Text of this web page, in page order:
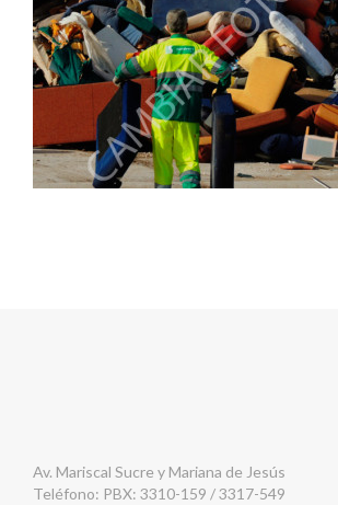
Av. Mariscal Sucre y Mariana de Jesús
Teléfono: PBX: 3310-159 / 3317-549